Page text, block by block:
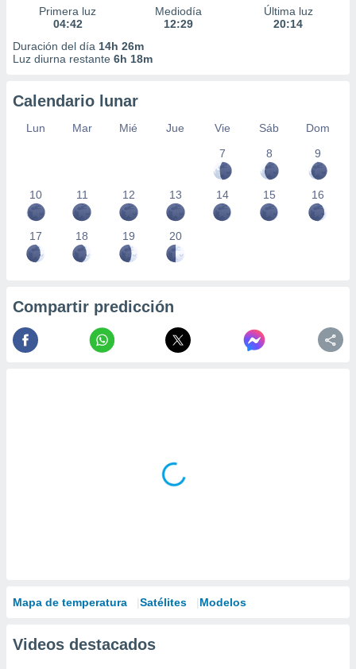
Primera luz
04:42
Mediodía
12:29
Última luz
20:14
Duración del día 14h 26m
Luz diurna restante 6h 18m
Calendario lunar
Lun Mar Mié Jue Vie Sáb
Dom
7
8 9
10 11 12 13 14 15 16
17 18 19 20
Compartir predicción
Mapa de temperatura Satélites Modelos
Videos destacados